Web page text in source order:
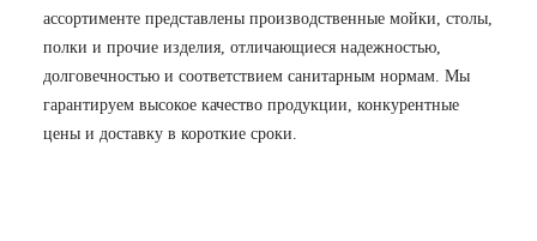
ассортименте представлены производственные мойки, столы,
полки и прочие изделия, отличающиеся надежностью,
долговечностью и соответствием санитарным нормам. Мы
гарантируем высокое качество продукции, конкурентные
цены и доставку в короткие сроки.